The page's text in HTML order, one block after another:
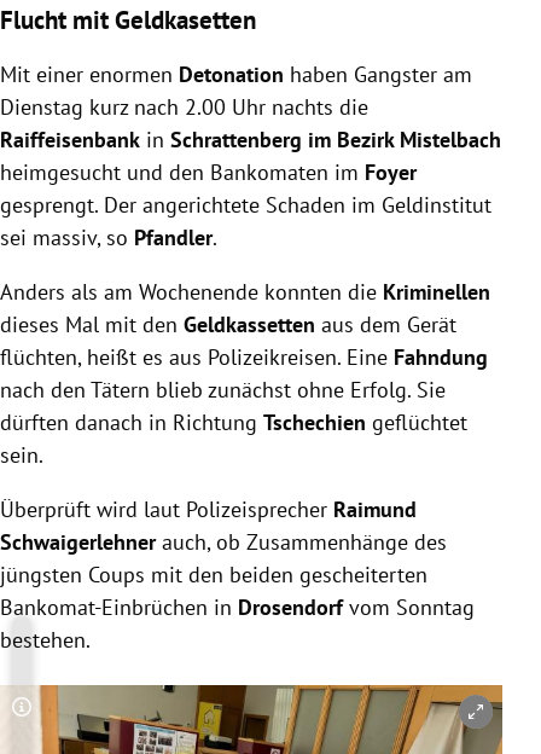
Flucht mit Geldkasetten
Mit einer enormen Detonation haben Gangster am
Dienstag kurz nach 2.00 Uhr nachts die
Raiffeisenbank in Schrattenberg im Bezirk Mistelbach
heimgesucht und den Bankomaten im Foyer
gesprengt. Der angerichtete Schaden im Geldinstitut
sei massiv, so Pfandler.
Anders als am Wochenende konnten die Kriminellen
dieses Mal mit den Geldkassetten aus dem Gerät
flüchten, heißt es aus Polizeikreisen. Eine Fahndung
nach den Tätern blieb zunächst ohne Erfolg. Sie
dürften danach in Richtung Tschechien geflüchtet
sein.
Überprüft wird laut Polizeisprecher Raimund
Schwaigerlehnerauch, ob Zusammenhänge des
jüngsten Coups mit den beiden gescheiterten
Bankomat-Einbrüchen in Drosendorfvom Sonntag
bestehen.
Copyright-Hinweis öffnen/schließen